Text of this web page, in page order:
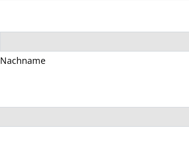
Nachname